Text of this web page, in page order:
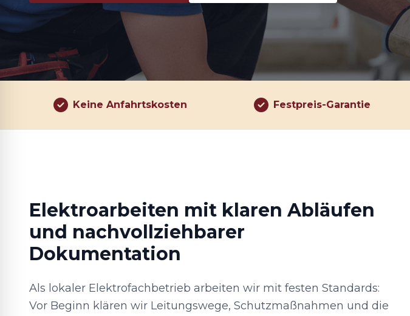
Keine Anfahrtskosten Festpreis-Garantie
Elektroarbeiten mit klaren Abläufen
und nachvollziehbarer
Dokumentation
Als lokaler Elektrofachbetrieb arbeiten wir mit festen Standards:
Vor Beginn klären wir Leitungswege, Schutzmaßnahmen und die